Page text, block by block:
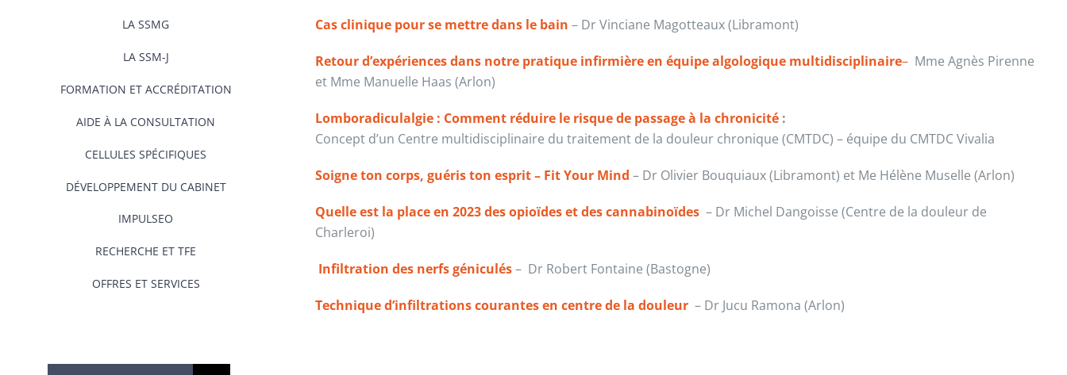
LA SSMG
LA SSM-J
FORMATION ET ACCRÉDITATION
AIDE À LA CONSULTATION
CELLULES SPÉCIFIQUES
DÉVELOPPEMENT DU CABINET
IMPULSEO
RECHERCHE ET TFE
OFFRES ET SERVICES
Cas clinique pour se mettre dans le bain – Dr Vinciane Magotteaux (Libramont)
Retour d’expériences dans notre pratique infirmière en équipe algologique multidisciplinaire–Mme Agnès Pirenne
et Mme Manuelle Haas (Arlon)
Lomboradiculalgie : Comment réduire le risque de passage à la chronicité :
Concept d’un Centre multidisciplinaire du traitement de la douleur chronique (CMTDC) – équipe du CMTDC Vivalia
Soigne ton corps, guéris ton esprit – Fit Your Mind – Dr Olivier Bouquiaux (Libramont) et Me Hélène Muselle (Arlon)
Quelle est la place en 2023 des opioïdes et des cannabinoïdes – Dr Michel Dangoisse (Centre de la douleur de
Charleroi)
Infiltration des nerfs géniculés– Dr Robert Fontaine (Bastogne)
Technique d’infiltrations courantes en centre de la douleur– Dr Jucu Ramona (Arlon)